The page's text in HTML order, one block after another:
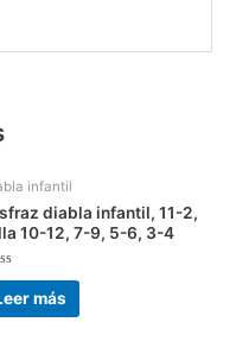
infantil
diabla infantil, 11-2,
10-12, 7-9, 5-6, 3-4
más